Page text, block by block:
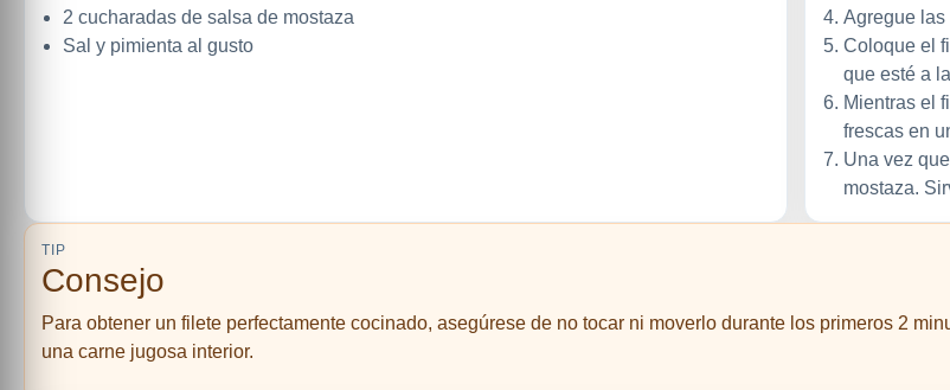
2 cucharadas de salsa de mostaza
Sal y pimienta al gusto
Agregue las
Coloque el
que esté a
Mientras el
frescas en
Una vez
mostaza.
TIP
Consejo
Para obtener un filete perfectamente cocinado, asegúrese de no tocar ni moverlo durante los primeros 2
una carne jugosa interior.